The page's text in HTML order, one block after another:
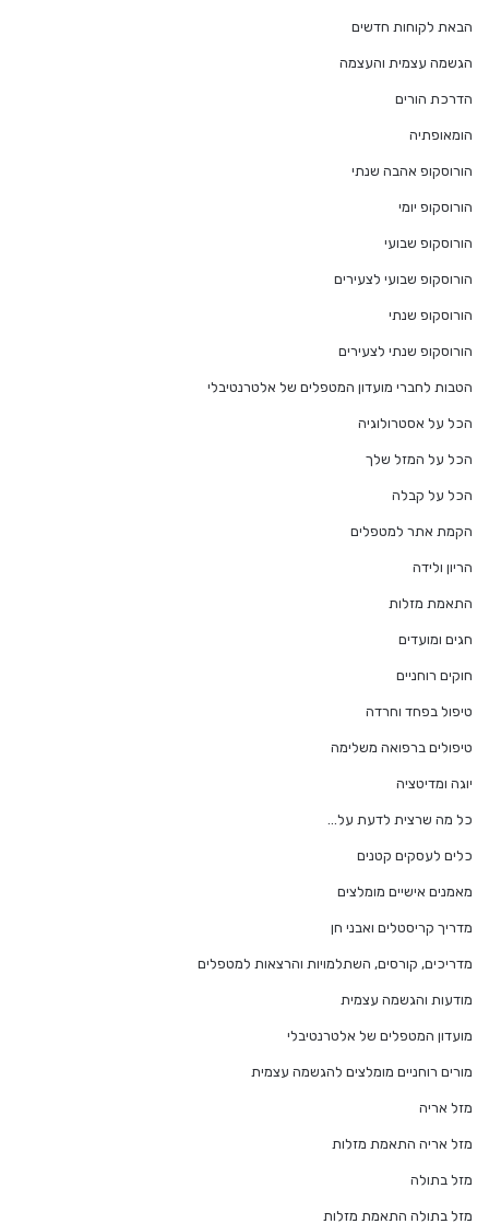
הבאת לקוחות חדשים
הגשמה עצמית והעצמה
הדרכת הורים
הומאופתיה
הורוסקופ אהבה שנתי
הורוסקופ יומי
הורוסקופ שבועי
הורוסקופ שבועי לצעירים
הורוסקופ שנתי
הורוסקופ שנתי לצעירים
הטבות לחברי מועדון המטפלים של אלטרנטיבלי
הכל על אסטרולוגיה
הכל על המזל שלך
הכל על קבלה
הקמת אתר למטפלים
הריון ולידה
התאמת מזלות
חגים ומועדים
חוקים רוחניים
טיפול בפחד וחרדה
טיפולים ברפואה משלימה
יוגה ומדיטציה
כל מה שרצית לדעת על…
כלים לעסקים קטנים
מאמנים אישיים מומלצים
מדריך קריסטלים ואבני חן
מדריכים, קורסים, השתלמויות והרצאות למטפלים
מודעות והגשמה עצמית
מועדון המטפלים של אלטרנטיבלי
מורים רוחניים מומלצים להגשמה עצמית
מזל אריה
מזל אריה התאמת מזלות
מזל בתולה
מזל בתולה התאמת מזלות